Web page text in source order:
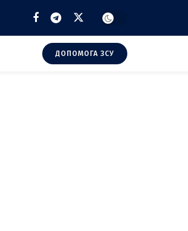
ДОПОМОГА ЗСУ